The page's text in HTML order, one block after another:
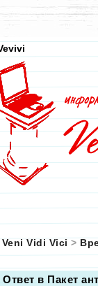
Veni Vidi Vici >
Ответ в Пакет